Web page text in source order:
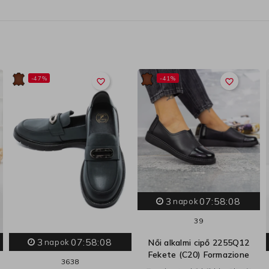
favorite_border
-47%
3 napok 07:58:07
3638
favorite_border
-41%
3 napok 07:58:07
39
Női alkalmi cipő 2255Q12
Fekete (C20) Formazione